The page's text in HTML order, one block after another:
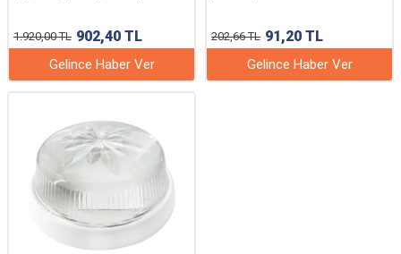
1.920,00TL 902,40 TL
Gelince Haber Ver
202,66TL 91,20 TL
Gelince Haber Ver